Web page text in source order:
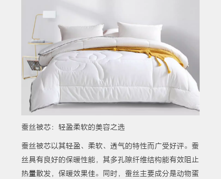
蚕丝被芯：轻盈柔软的美容之选
蚕丝被芯以其轻盈、柔软、透气的特性而广受好评。蚕
丝具有良好的保暖性能，其多孔隙纤维结构能有效阻止
热量散发，保暖效果佳。同时，蚕丝主要成分是动物蛋